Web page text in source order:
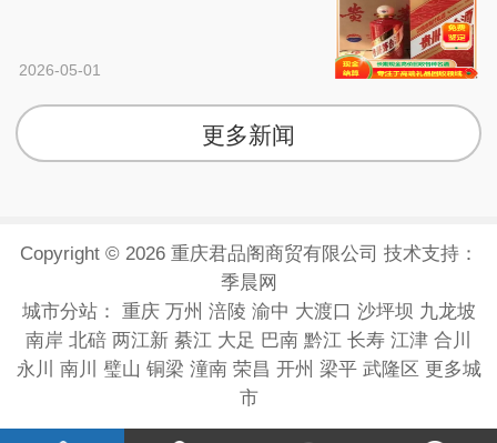
2026-05-01
更多新闻
Copyright © 2026 重庆君品阁商贸有限公司 技术支持：
季晨网
城市分站： 重庆 万州 涪陵 渝中 大渡口 沙坪坝 九龙坡
南岸 北碚 两江新 綦江 大足 巴南 黔江 长寿 江津 合川
永川
南川 璧山 铜梁 潼南 荣昌 开州 梁平 武隆区 更多城
市